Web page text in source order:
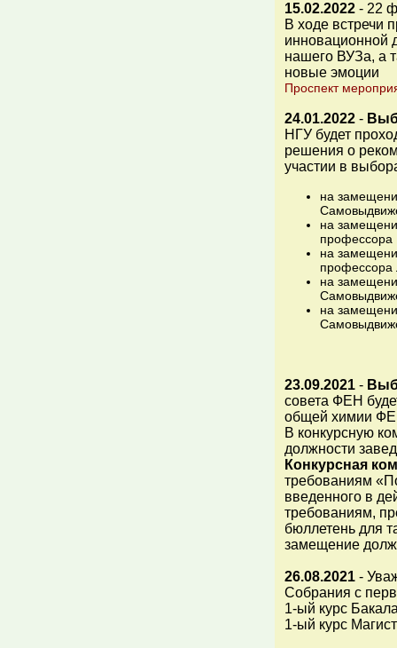
15.02.2022 - 22
В ходе встречи
инновационной
нашего ВУЗа, а
новые эмоции
Проспект
24.01.2022 -
НГУ будет
решения о
участии в
на
на
на
на
на
23.09.2021 -
совета ФЕН
общей химии
В конкурсную
должности
Конкурсная
требованиям
введенного в
требованиям,
бюллетень для
замещение
26.08.2021 -
Собрания с
1-ый курс
1-ый курс